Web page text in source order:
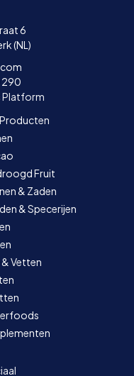
6
(NL)
290
Platform
Fruit
& Zaden
& Specerijen
Vetten